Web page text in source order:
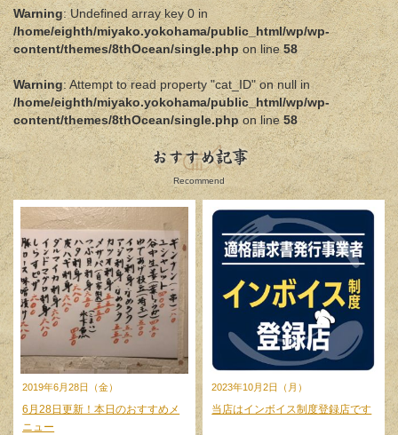
Warning: Undefined array key 0 in
/home/eighth/miyako.yokohama/public_html/wp/wp-
content/themes/8thOcean/single.phpon line58
Warning: Attempt to read property "cat_ID" on null in
/home/eighth/miyako.yokohama/public_html/wp/wp-
content/themes/8thOcean/single.phpon line58
おすすめ記事
Recommend
2019年6月28日（金）
6月28日更新！本日のおすすめメ
ニュー
2023年10月2日（月）
当店はインボイス制度登録店です